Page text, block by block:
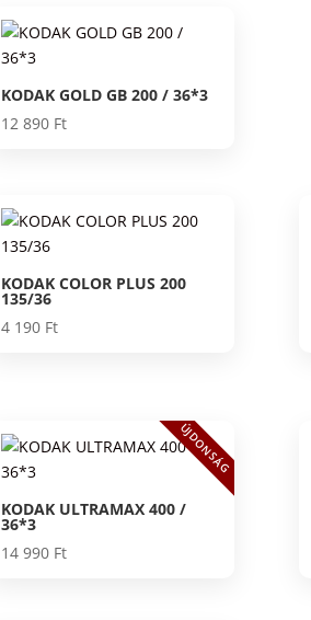
KODAK GOLD GB 200 / 36*3
12 890 Ft
KODAK COLOR PLUS 200
135/36
4 190 Ft
ÚJDONSÁG
KODAK ULTRAMAX 400 /
36*3
14 990 Ft